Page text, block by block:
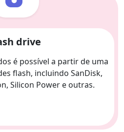
drive
é possível a partir de uma
flash, incluindo SanDisk,
Silicon Power e outras.